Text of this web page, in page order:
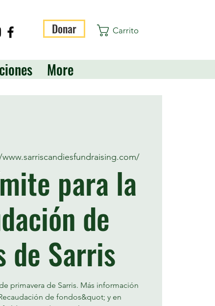
Donar Carrito
More
para la
de
de Sarris
primavera de Sarris. Más información
de fondos&quot; y en